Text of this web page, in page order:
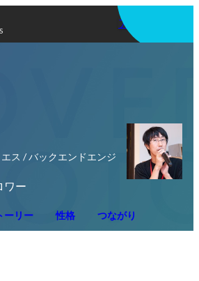
アプリを使う
ス / バックエンドエンジ
ワー
ーリー 性格 つながり